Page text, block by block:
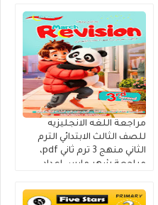
مراجعة اللغه الانجليزيه
للصف الثالث الابتدائي الترم
الثاني منهج 3 ترم ثاني pdf،
مراجعة شهر مارس إعداد